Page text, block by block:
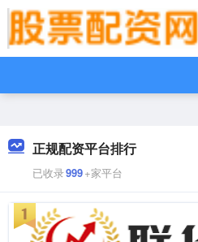
正规配资平台排行
已收录999+家平台